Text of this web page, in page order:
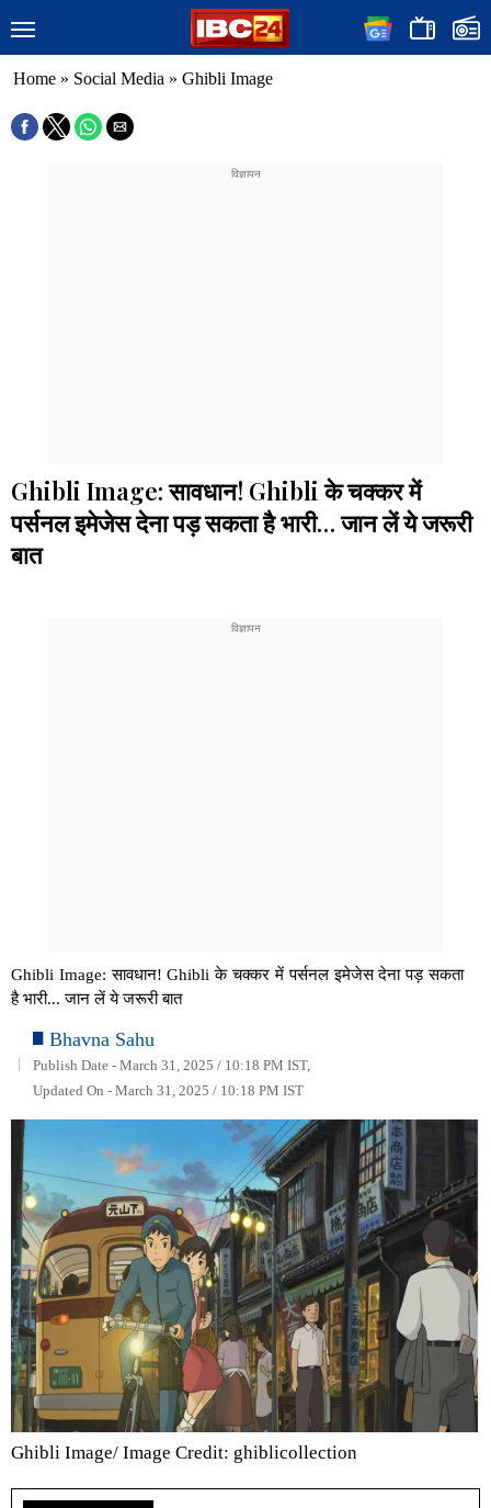
Home » Social Media » Ghibli Image
Ghibli Image: सावधान! Ghibli के चक्कर में
पर्सनल इमेजेस देना पड़ सकता है भारी… जान लें ये जरूरी
बात
Ghibli Image: सावधान! Ghibli के चक्कर में पर्सनल इमेजेस देना पड़ सकता
है भारी... जान लें ये जरूरी बात
Bhavna Sahu
Publish Date - March 31, 2025 / 10:18 PM IST,
Updated On - March 31, 2025 / 10:18 PM IST
Ghibli Image/ Image Credit: ghiblicollection